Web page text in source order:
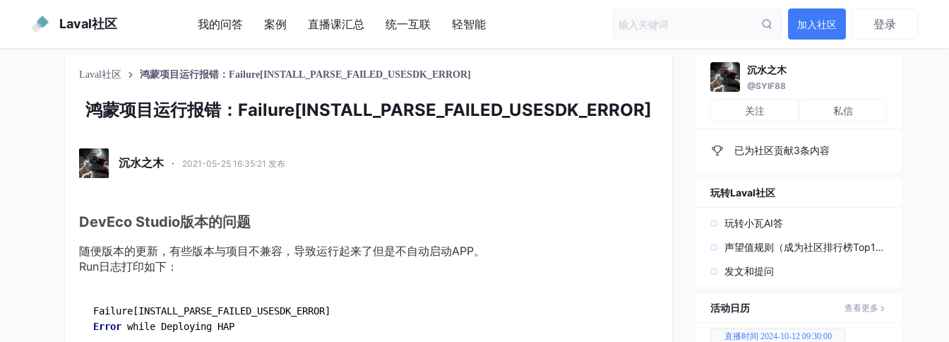
Laval社区 我的问答 案例 直播课汇总 统一互联 轻智能 加入社区 登录
Laval社区 鸿蒙项目运行报错：Failure[INSTALL_PARSE_FAILED_USESDK_ERROR]
鸿蒙项目运行报错：Failure[INSTALL_PARSE_FAILED_USESDK_ERROR]
沉水之木 · 2021-05-25 16:35:21 发布
DevEco Studio版本的问题
随便版本的更新，有些版本与项目不兼容，导致运行起来了但是不自动启动APP。
Run日志打印如下：
Error
沉水之木
@SYIF88
关注 私信
已为社区贡献3条内容
玩转Laval社区
玩转小瓦AI答
声望值规则（成为社区排行榜Top1
发文和提问
活动日历 查看更多
直播时间 2024-10-12 09:30:00